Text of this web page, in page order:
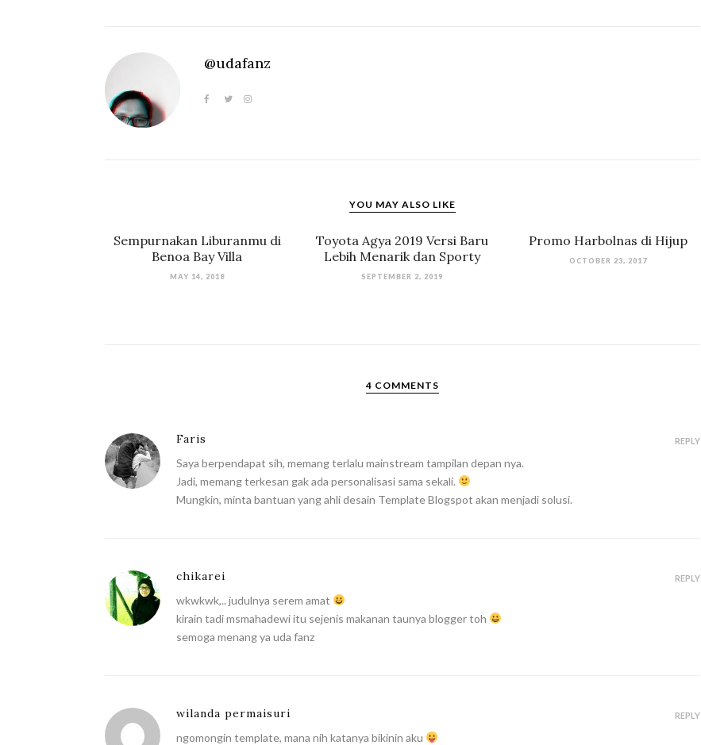
@udafanz
YOU MAY ALSO LIKE
Sempurnakan Liburanmu di
Benoa Bay Villa
MAY 14, 2018
Toyota Agya 2019 Versi Baru
Lebih Menarik dan Sporty
SEPTEMBER 2, 2019
Promo Harbolnas di Hijup
OCTOBER 23, 2017
4 COMMENTS
Faris
Saya berpendapat sih, memang terlalu mainstream tampilan depan nya.
Jadi, memang terkesan gak ada personalisasi sama sekali.
Mungkin, minta bantuan yang ahli desain Template Blogspot akan menjadi solusi.
REPLY
chikarei
wkwkwk,.. judulnya serem amat
kirain tadi msmahadewi itu sejenis makanan taunya blogger toh
semoga menang ya uda fanz
REPLY
wilanda permaisuri
ngomongin template, mana nih katanya bikinin aku
REPLY